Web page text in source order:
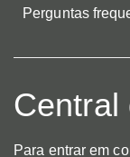
Perguntas
Central
Para entrar em